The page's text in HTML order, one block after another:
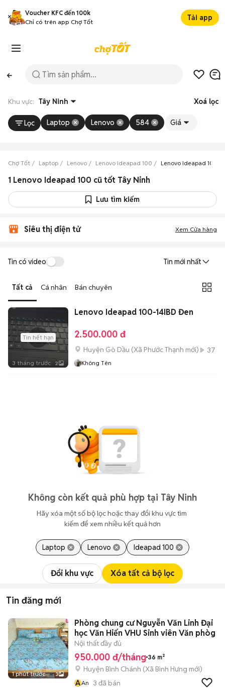
Voucher KFC đến 100k
Chỉ có trên app Chợ Tốt
Tải app
Khu vực: Tây Ninh Xoá lọc
Lọc Laptop Lenovo 584 Giá
Chợ Tốt Laptop Lenovo Lenovo Ideapad 100 Lenovo Ideapad 100
1 Lenovo Ideapad 100 cũ tốt Tây Ninh
Lưu tìm kiếm
Siêu thị điện tử Xem Cửa hàng
Tin có video Tin mới nhất
Tất cả Cá nhân Bán chuyên
Tin hết hạn
3 tháng trước 2
Lenovo Ideapad 100-14IBD Đen
2.500.000 đ
Huyện Gò Dầu (Xã Phước Thạnh mới) 37
Không Tên
Không còn kết quả phù hợp tại Tây Ninh
Hãy xóa một số bộ lọc hoặc thay đổi khu vực tìm
kiếm để xem nhiều kết quả hơn
Laptop Lenovo Ideapad 100
Đổi khu vực Xóa tất cả bộ lọc
Tin đăng mới
1 phút trước 3
Phòng chung cư Nguyễn Văn Linh Đại
học Văn Hiến VHU Sinh viên Văn phòg
Nội thất đầy đủ
950.000 đ/tháng 36 m²
Huyện Bình Chánh (Xã Bình Hưng mới)
AAn 3 đã bán